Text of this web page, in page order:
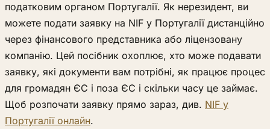
податковим органом Португалії. Як нерезидент, ви
можете подати заявку на NIF у Португалії дистанційно
через фінансового представника або ліцензовану
компанію. Цей посібник охоплює, хто може подавати
заявку, які документи вам потрібні, як працює процес
для громадян ЄС і поза ЄС і скільки часу це займає.
Щоб розпочати заявку прямо зараз, див. NIF у
Португалії онлайн.